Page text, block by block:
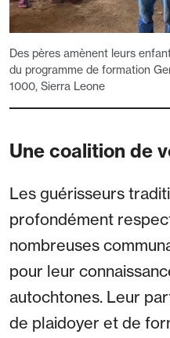
Des pères amènent leurs
du programme de formation
1000, Sierra Leone
Une coalition de
Les guérisseurs
profondément
nombreuses
pour leur
autochtones. Leur
de plaidoyer et de